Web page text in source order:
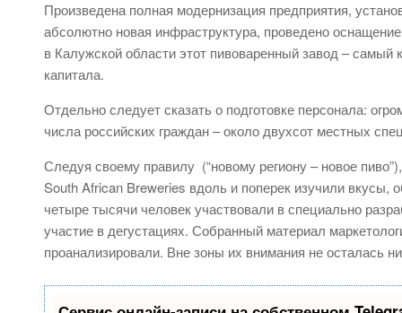
Произведена полная модернизация предприятия,
абсолютно новая инфраструктура, проведено
в Калужской области этот пивоваренный завод – самый
капитала.
Отдельно следует сказать о подготовке персонала:
числа российских граждан – около двухсот местных
Следуя своему правилу (“новому региону – новое
South African Breweries вдоль и поперек изучили
четыре тысячи человек участвовали в специально
участие в дегустациях. Собранный материал
проанализировали. Вне зоны их внимания не осталась